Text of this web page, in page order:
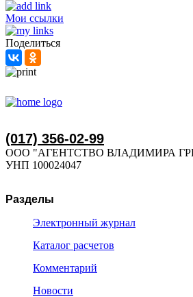
Мои ссылки
Поделиться
(017) 356-02-99
ООО "АГЕНТСТВО ВЛАДИМИРА
УНП 100024047
Разделы
Электронный журнал
Каталог расчетов
Комментарий
Новости